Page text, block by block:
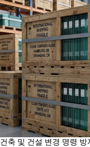
건축 및 건설 변경 명령 방